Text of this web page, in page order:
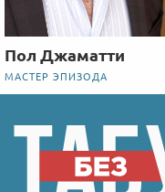
Пол Джаматти
МАСТЕР ЭПИЗОДА